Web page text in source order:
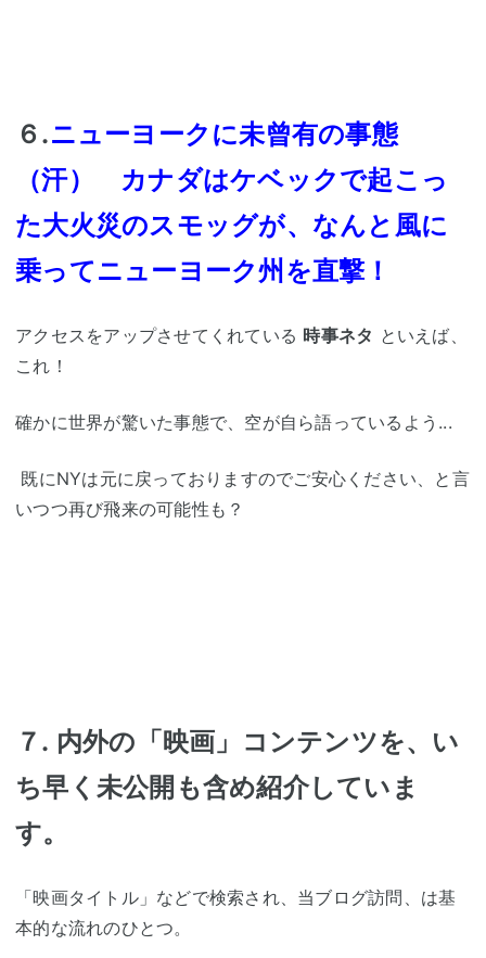
６.ニューヨークに未曾有の事態
（汗） カナダはケベックで起こっ
た大火災のスモッグが、なんと風に
乗ってニューヨーク州を直撃！
アクセスをアップさせてくれている 時事ネタ といえば、
これ！
確かに世界が驚いた事態で、空が自ら語っているよう...
既にNYは元に戻っておりますのでご安心ください、と言
いつつ再び飛来の可能性も？
７ . 内外の「映画」コンテンツを、い
ち早く未公開も含め紹介していま
す。
「映画タイトル」などで検索され、当ブログ訪問、は基
本的な流れのひとつ。